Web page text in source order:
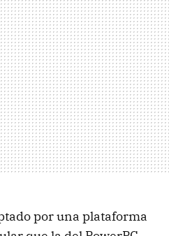
por una plataforma